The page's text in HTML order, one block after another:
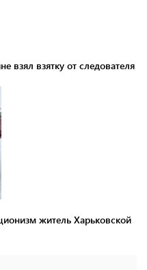
взял взятку от следователя
житель Харьковской